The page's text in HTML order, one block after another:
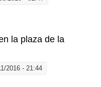
la plaza de la
2016 - 21:44